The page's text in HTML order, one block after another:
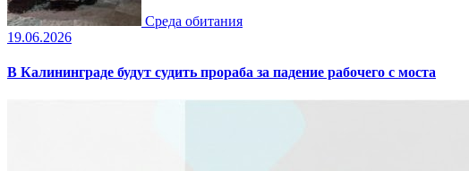
Среда обитания
19.06.2026
В Калининграде будут судить прораба за падение рабочего с моста